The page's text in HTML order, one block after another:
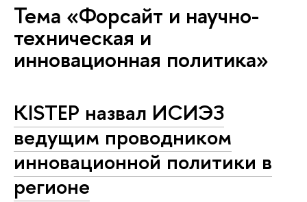
Тема «Форсайт и научно-
техническая и
инновационная политика»
KISTEP назвал ИСИЭЗ
ведущим проводником
инновационной политики в
регионе